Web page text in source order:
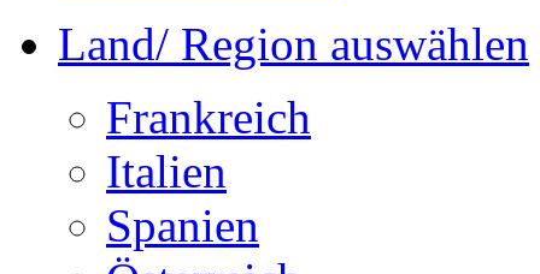
Land/ Region auswählen
Frankreich
Italien
Spanien